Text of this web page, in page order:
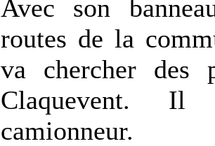
Avec son
routes de la
va chercher des
Claquevent. Il
camionneur.